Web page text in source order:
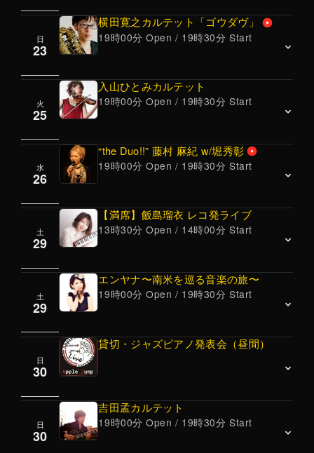
￥3300
￥3500
ギタリストとしてのみならず作曲家としても高
い評価を得る松尾由堂が、気鋭のミュージシャ
ンを揃えたトリオ”Linha Azul”が登場。注目のラ
￥3000
浅川太平(piano)
八巻志帆(（Bass Clarinet）)
13時半オープン、14時スタート 60分2ステー
ジ、16時半終演予定
☆彡『Bill Evans songbook』
Bill Evansの様々な作曲作品を、浅川太平による
好評のプロジェクト。
ナチュラルで透明感ある歌声は、ジャズ・クラ
シック・ポストロック・アンビエント等ジャン
ルの垣根を越えて広く好評を得ている、ボーカ
リスト・土屋絢子と、心地よくスウィングし、
胸に響くジャズ・バイオリン奏者maikoと気鋭
Vocal ～ Cafe LIVE!! ～
沼部ヒロ子(piano)
米田雄一(guitar)
OPEN 13:30 LIVE 14：00 終演予定 16:30
それぞれが趣くまま作品を持ち寄り、音楽工房
のようにアンサンブルしていくというトリオ。
各々のオリジナル曲と南米系の美しい曲たちを
☆彡3人による、魅惑のコーラスも、メキメキ
と評判が上がっています！
￥3300 / 学生 ￥2,000
日
23
横田寛之カルテット「ゴウダヴ」
19時00分 Open / 19時30分 Start
JAZZ
堀秀彰(piano)
安東昇(bass)
横山和明(drums)
19時オープン、19時半スタート 60分2ステー
22時終演予定
ジャズ界の俊英と、アコースティック・ジャズ
スタイルで表現するユニットがこのゴウダヴ。
2stアルバム『11 stories』も好評。
☆彡YouTube⇒ハイライト(下の動画を見るボタ
ンをプッシュ。)
JAZZ
火
25
入山ひとみカルテット
19時00分 Open / 19時30分 Start
JAZZ～ C afe LIVE! ～<Standard /Original>
(bass) 坂本貴啓(ds)
OPEN 19時、LIVE 19時半～
2ステージ（入替なし）、終演予定 22時半頃
入山自らジャズアレンジした坂本龍一の名曲
「戦場のメリークリスマス」も注目。
最新CD『Milvus Migrans Over the Delta』レコー
￥3500
水
26
“the Duo!!” 藤村 麻紀 w/堀秀彰
19時00分 Open / 19時30分 Start
JAZZ Vocal
堀秀彰(piano)
22時終演予定
歌はもちろんのこと本場で認められたその確実
な英語力、発音は「完璧」と評価され、老若男
女、幅広いファン層に支持されている実力派シ
ンガー。
NEW Album『Live at Apple Jump』好評発売
土
29
【満席】飯島瑠衣 レコ発ライブ
13時30分 Open / 14時00分 Start
飯島瑠衣(piano) 入船裕次 (bass) 野澤宏信
OPEN 13:30 LIVE 14：00～終演予定 16：30
洗足音楽大学ジャズコース卒業。 現在都内を中
心に、ジャズやラテンのシーンで精力的に活動
今回は、待望のNew CD『Painting 』レコ発ラ
イブとなります！！
土
29
エンヤナ〜南米を巡る音楽の旅〜
19時00分 Open / 19時30分 Start
Vocal
・19時オープン、19時半スタート 、22時終演
予定
話題の南米音楽ユニット「エンヤナ」が登
日
30
貸切・ジャズピアノ発表会（昼間）
日
30
吉田孟カルテット
19時00分 Open / 19時30分 Start